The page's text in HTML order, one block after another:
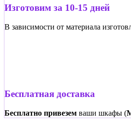
Изготовим за 10-15 дней
В зависимости от материала
Бесплатная доставка
Бесплатно привезем ваши шкафы (